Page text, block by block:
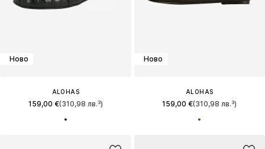
Ново
ALOHAS
159,00 €(310,98 лв.³)
Ново
ALOHAS
159,00 €(310,98 лв.³)